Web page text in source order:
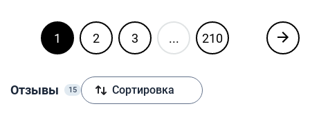
1 2 3 ... 210
Отзывы 15 Сортировка